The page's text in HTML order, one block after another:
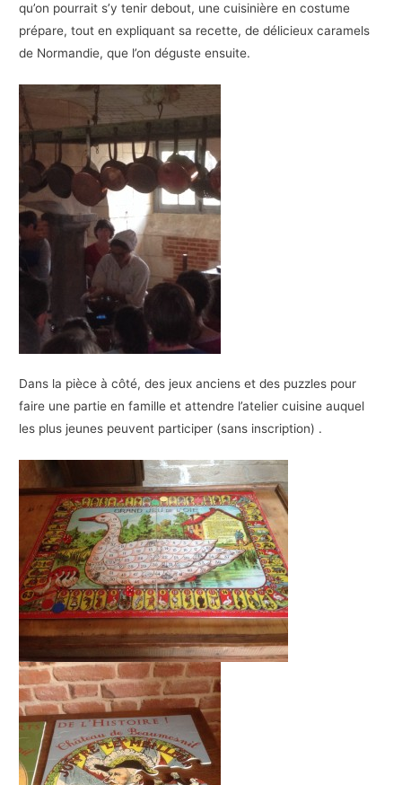
qu’on pourrait s’y tenir debout, une cuisinière en costume
prépare, tout en expliquant sa recette, de délicieux caramels
de Normandie, que l’on déguste ensuite.
Dans la pièce à côté, des jeux anciens et des puzzles pour
faire une partie en famille et attendre l’atelier cuisine auquel
les plus jeunes peuvent participer (sans inscription) .